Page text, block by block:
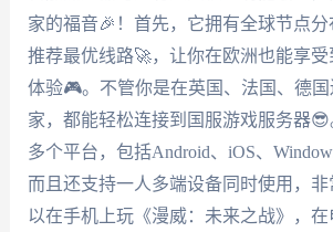
家的福音🎉！首先，它拥有全球节点
推荐最优线路🚀，让你在欧洲也能享
体验🎮。不管你是在英国、法国、德国
家，都能轻松连接到国服游戏服务器
多个平台，包括Android、iOS、
而且还支持一人多端设备同时使用，
以在手机上玩《漫威：未来之战》，